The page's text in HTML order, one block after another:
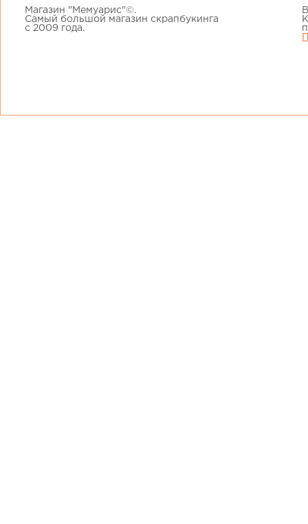
Магазин "Мемуарис"©.
Самый большой магазин скрапбукинга
с 2009 года.